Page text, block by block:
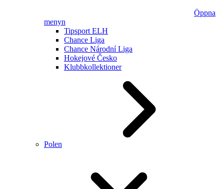
Öppna
menyn
Tipsport ELH
Chance Liga
Chance Národní Liga
Hokejové Česko
Klubbkollektioner
Polen